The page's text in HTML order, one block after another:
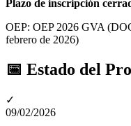
Plazo de inscripción
OEP: OEP 2026 GVA
febrero de 2026)
📅 Estado del
✓
09/02/2026